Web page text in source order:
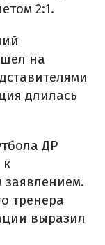
2:1.
на
длилась
ДР
к
тренера
выразил